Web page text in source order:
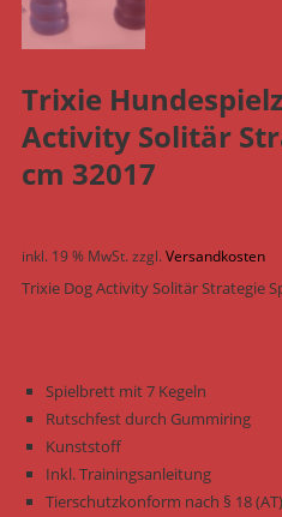
Trixie
Activity Solitär
cm 32017
inkl. 19 % MwSt.zzgl.Versandkosten
Trixie Dog Activity Solitär Strategie
Spielbrett mit 7 Kegeln
Rutschfest durch Gummiring
Kunststoff
Inkl. Trainingsanleitung
Tierschutzkonform nach § 18 (AT)